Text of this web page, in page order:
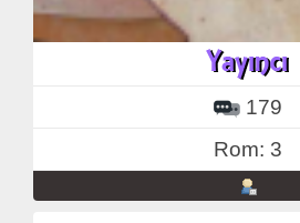
179
Rom: 3